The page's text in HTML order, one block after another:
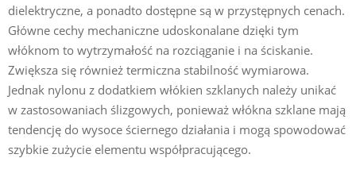
dielektryczne, a ponadto dostępne są w przystępnych cenach.
Główne cechy mechaniczne udoskonalane dzięki tym
włóknom to wytrzymałość na rozciąganie i na ściskanie.
Zwiększa się również termiczna stabilność wymiarowa.
Jednak nylonu z dodatkiem włókien szklanych należy unikać
w zastosowaniach ślizgowych, ponieważ włókna szklane mają
tendencję do wysoce ściernego działania i mogą spowodować
szybkie zużycie elementu współpracującego.